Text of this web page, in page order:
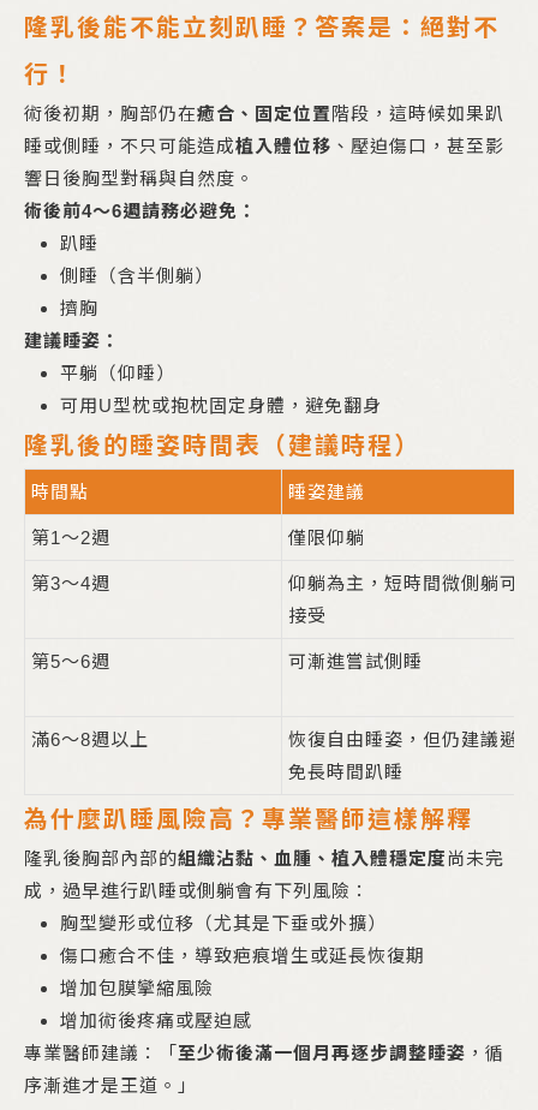
隆乳後能不能立刻趴睡？答案是：絕對不
行！
術後初期，胸部仍在癒合、固定位置 階段，這時候如果趴
睡或側睡，不只可能造成植入體位移 、壓迫傷口，甚至影
響日後胸型對稱與自然度。
術後前4～6週請務必避免：
趴睡
側睡（含半側躺）
擠胸
建議睡姿：
平躺（仰睡）
可用U型枕或抱枕固定身體，避免翻身
隆乳後的睡姿時間表（建議時程）
時間點 睡姿建議
第1～2週 僅限仰躺
第3～4週
仰躺為主，短時間微側躺可
接受
第5～6週 可漸進嘗試側睡
滿6～8週以上
恢復自由睡姿，但仍建議避
免長時間趴睡
為什麼趴睡風險高？專業醫師這樣解釋
隆乳後胸部內部的組織沾黏、血腫、植入體穩定度尚未完
成，過早進行趴睡或側躺會有下列風險：
胸型變形或位移（尤其是下垂或外擴）
傷口癒合不佳，導致疤痕增生或延長恢復期
增加包膜攣縮風險
增加術後疼痛或壓迫感
專業醫師建議：「 至少術後滿一個月再逐步調整睡姿 ，循
序漸進才是王道。」